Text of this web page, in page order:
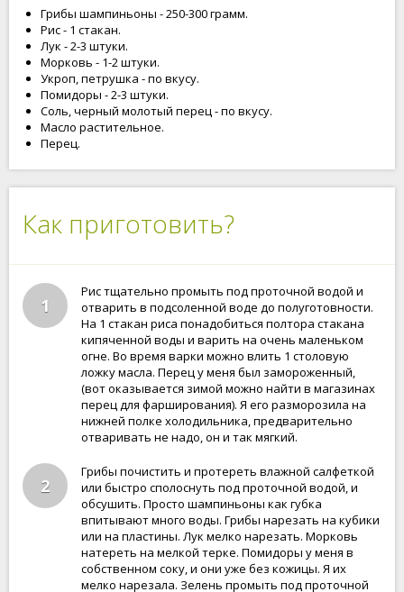
Грибы шампиньоны - 250-300 грамм.
Рис - 1 стакан.
Лук - 2-3 штуки.
Морковь - 1-2 штуки.
Укроп, петрушка - по вкусу.
Помидоры - 2-3 штуки.
Соль, черный молотый перец - по вкусу.
Масло растительное.
Перец.
Как приготовить?
1
Рис тщательно промыть под проточной водой и
отварить в подсоленной воде до полуготовности.
На 1 стакан риса понадобиться полтора стакана
кипяченной воды и варить на очень маленьком
огне. Во время варки можно влить 1 столовую
ложку масла. Перец у меня был замороженный,
(вот оказывается зимой можно найти в магазинах
перец для фарширования). Я его разморозила на
нижней полке холодильника, предварительно
отваривать не надо, он и так мягкий.
2
Грибы почистить и протереть влажной салфеткой
или быстро сполоснуть под проточной водой, и
обсушить. Просто шампиньоны как губка
впитывают много воды. Грибы нарезать на кубики
или на пластины. Лук мелко нарезать. Морковь
натереть на мелкой терке. Помидоры у меня в
собственном соку, и они уже без кожицы. Я их
мелко нарезала. Зелень промыть под проточной